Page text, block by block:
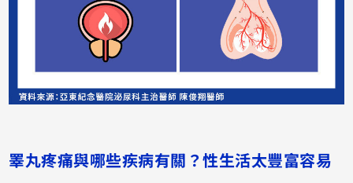
睪丸疼痛與哪些疾病有關？性生活太豐富容易